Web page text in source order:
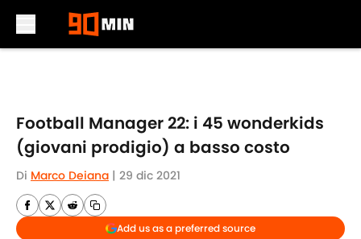
Football Manager 22: i 45 wonderkids
(giovani prodigio) a basso costo
Di Marco Deiana | 29 dic 2021
Add us as a preferred source